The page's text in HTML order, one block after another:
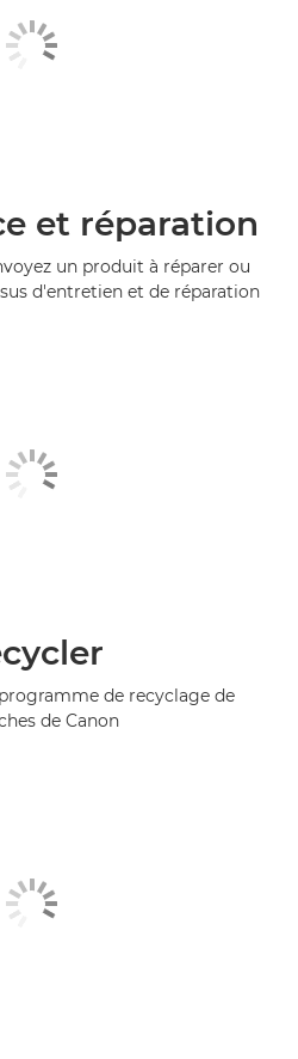
et réparation
un produit à réparer ou
d'entretien et de réparation
de recyclage de
de Canon